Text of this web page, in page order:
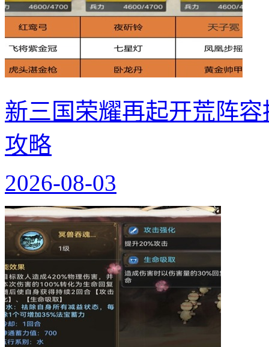
新三国荣耀再起开荒阵
攻略
2026-08-03